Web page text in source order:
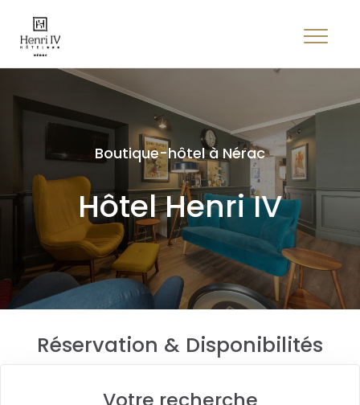
Boutique-hôtel à Nérac
Hôtel Henri IV
Réservation & Disponibilités